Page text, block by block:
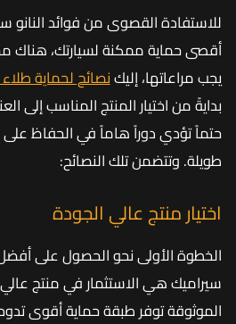
للاستفادة القصوى من فوائد النانو
أقصى حماية ممكنة لسيارتك، هناك
يجب مراعاتها، إليكنصائح لحماية طلاء
بدايةً من اختيار المنتج المناسب إلى
حتماً تؤدي دوراً هاماً في الحفاظ على
طويلة. وتتضمن تلك النصائح:
اختيار منتج عالي الجودة
الخطوة الأولى نحو الحصول على أفضل
سيراميك هي الاستثمار في منتج
الموثوقة توفر طبقة حماية أقوى